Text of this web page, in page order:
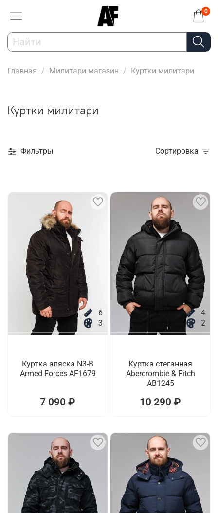
0
Главная Милитари магазин Куртки милитари
Куртки милитари
Фильтры Сортировка
6
3
Куртка аляска N3-B
Armed Forces AF1679
7 090 ₽
4
2
Куртка стеганная
Abercrombie & Fitch
AB1245
10 290 ₽